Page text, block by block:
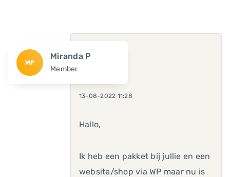
MP
Miranda P
Member
13-08-2022 11:28
Hallo,
Ik heb een pakket bij jullie en een
website/shop via WP maar nu is